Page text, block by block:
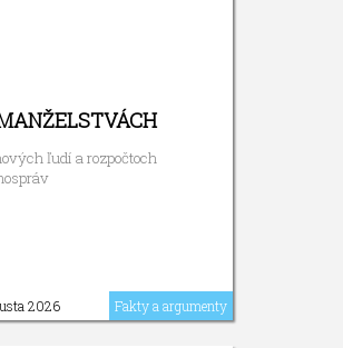
ľudí a rozpočtoch
2026 Fakty a argumenty